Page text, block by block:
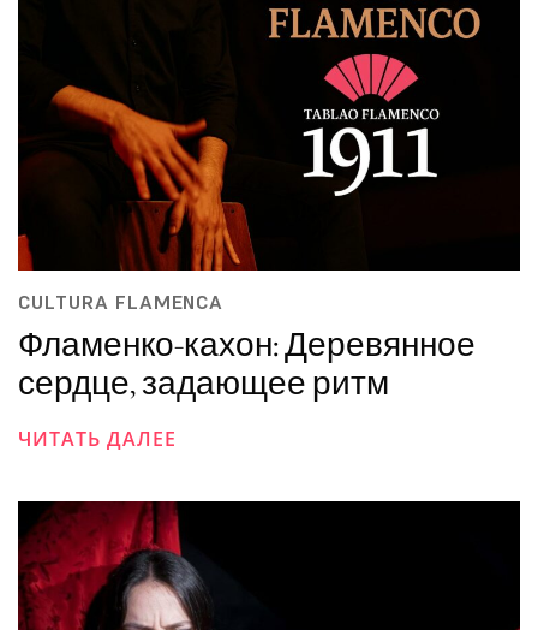
CULTURA FLAMENCA
Фламенко-кахон: Деревянное
сердце, задающее ритм
ЧИТАТЬ ДАЛЕЕ